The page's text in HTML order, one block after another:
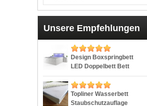
Unsere Empfehlungen
Design Boxspringbett
LED Doppelbett Bett
Hotelbett Ehebett
180×200 cm weiß
Topliner Wasserbett
Staubschutzauflage